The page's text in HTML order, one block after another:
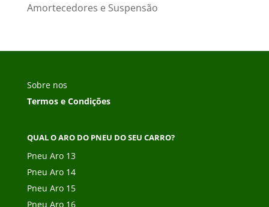
Amortecedores e Suspensão
Sobre nos
Termos e Condições
QUAL O ARO DO PNEU DO SEU CARRO?
Pneu Aro 13
Pneu Aro 14
Pneu Aro 15
Pneu Aro 16